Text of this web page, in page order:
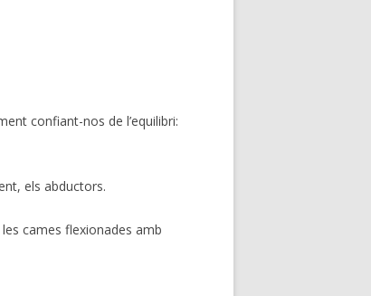
confiant-nos de l’equilibri:
els abductors.
cames flexionades amb